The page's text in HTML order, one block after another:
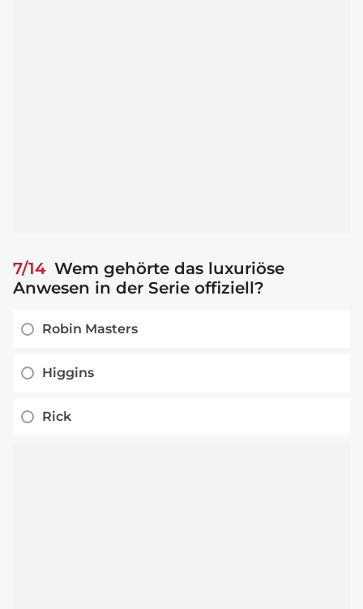
7/14 Wem gehörte das luxuriöse
Anwesen in der Serie offiziell?
Robin Masters
Higgins
Rick